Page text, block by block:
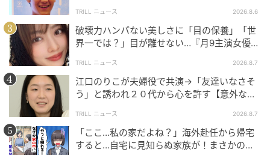
だかりができ、後ろをついていく来場者の列も続きま
した。さらに、京都西山高校によるパフォーマンスも
圧巻のひと言。高校生とは思えないほどプロ級の完成
度で、若々しくエネルギッシュな最高のパフォーマン
スに、会場からは惜しみない拍手と歓声が送られまし
た。
TRILL ニュース 2026.8.6
破壊力ハンパない美しさに「目の保養」「世
界一では？」目が離せない…『月9主演女優
TRILL ニュース 2026.8.7
江口のりこが夫婦役で共演→「友達いなさそ
う」と誘われ２０代から心を許す【意外な親
TRILL ニュース 2026.8.7
「ここ…私の家だよね？」海外赴任から帰宅
すると…自宅に見知らぬ家族が！まさかの真